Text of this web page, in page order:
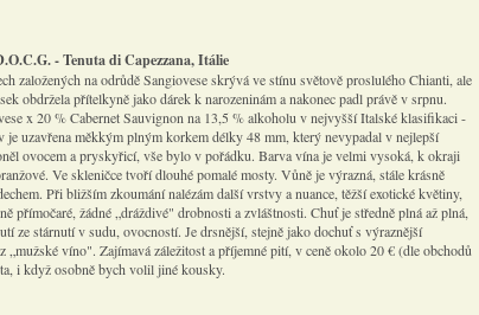
- Tenuta di Capezzana, Itálie
založených na odrůdě Sangiovese skrývá ve stínu světově proslulého Chianti, ale
obdržela přítelkyně jako dárek k narozeninám a nakonec padl právě v srpnu.
x 20 % Cabernet Sauvignon na 13,5 % alkoholu v nejvyšší Italské klasifikaci -
uzavřena měkkým plným korkem délky 48 mm, který nevypadal v nejlepší
ovocem a pryskyřicí, vše bylo v pořádku. Barva vína je velmi vysoká, k okraji
Ve skleničce tvoří dlouhé pomalé mosty. Vůně je výrazná, stále krásně
Při bližším zkoumání nalézám další vrstvy a nuance, těžší exotické květiny,
přímočaré, žádné „dráždivé" drobnosti a zvláštnosti. Chuť je středně plná až plná,
ze stárnutí v sudu, ovocností. Je drsnější, stejně jako dochuť s výraznější
„mužské víno". Zajímavá záležitost a příjemné pití, v ceně okolo 20 € (dle obchodů
i když osobně bych volil jiné kousky.